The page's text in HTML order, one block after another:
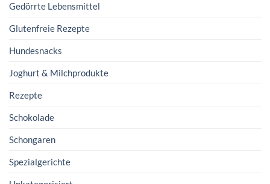
Gedörrte Lebensmittel
Glutenfreie Rezepte
Hundesnacks
Joghurt & Milchprodukte
Rezepte
Schokolade
Schongaren
Spezialgerichte